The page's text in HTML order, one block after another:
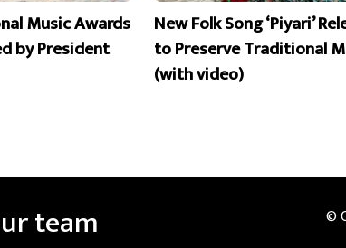
Music Awards
by President
New Folk Song ‘Piyari’
to Preserve Traditional
(with video)
team ©